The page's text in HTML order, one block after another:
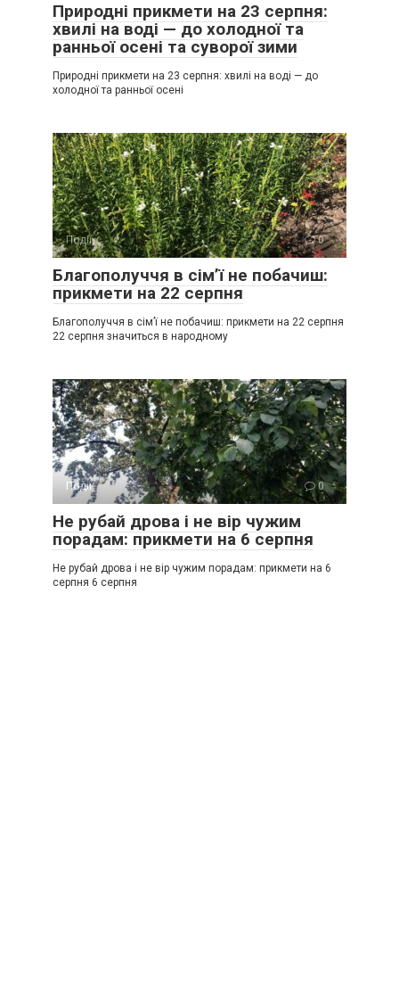
Природні прикмети на 23 серпня:
хвилі на воді — до холодної та
ранньої осені та суворої зими
Природні прикмети на 23 серпня: хвилі на воді — до
холодної та ранньої осені
Події 0
Благополуччя в сім’ї не побачиш:
прикмети на 22 серпня
Благополуччя в сім’ї не побачиш: прикмети на 22 серпня
22 серпня значиться в народному
Події 0
Не рубай дрова і не вір чужим
порадам: прикмети на 6 серпня
Не рубай дрова і не вір чужим порадам: прикмети на 6
серпня 6 серпня